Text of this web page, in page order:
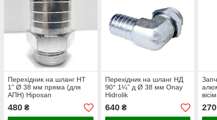
Перехідник на шланг НТ
1" Ø 38 мм пряма (для
АПН) Hiposan
480 ₴
Перехідник на шланг НД
90° 1¼” д Ø 38 мм Onay
Hidrolik
640₴ 270